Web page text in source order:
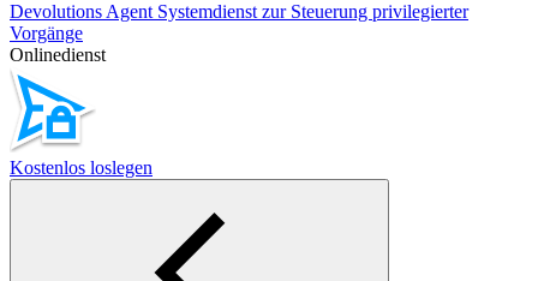
Devolutions Agent Systemdienst zur Steuerung privilegierter
Vorgänge
Onlinedienst
Kostenlos loslegen